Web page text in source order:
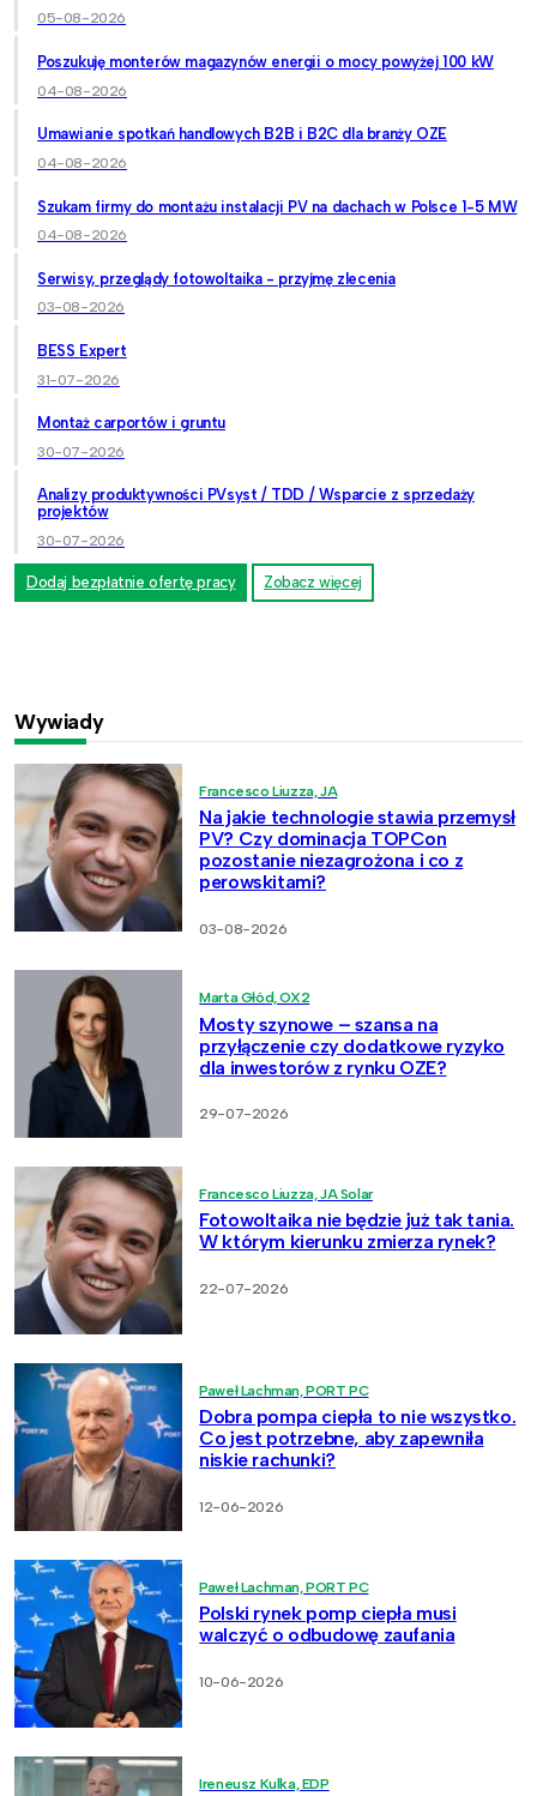
05-08-2026
Poszukuję monterów magazynów energii o mocy powyżej 100 kW
04-08-2026
Umawianie spotkań handlowych B2B i B2C dla branży OZE
04-08-2026
Szukam firmy do montażu instalacji PV na dachach w Polsce 1-5 MW
04-08-2026
Serwisy, przeglądy fotowoltaika - przyjmę zlecenia
03-08-2026
BESS Expert
31-07-2026
Montaż carportów i gruntu
30-07-2026
Analizy produktywności PVsyst / TDD / Wsparcie z sprzedaży
projektów
30-07-2026
Dodaj bezpłatnie ofertę pracy Zobacz więcej
Wywiady
Francesco Liuzza, JA
Na jakie technologie stawia przemysł
PV? Czy dominacja TOPCon
pozostanie niezagrożona i co z
perowskitami?
03-08-2026
Marta Głód, OX2
Mosty szynowe – szansa na
przyłączenie czy dodatkowe ryzyko
dla inwestorów z rynku OZE?
29-07-2026
Francesco Liuzza, JA Solar
Fotowoltaika nie będzie już tak tania.
W którym kierunku zmierza rynek?
22-07-2026
Paweł Lachman, PORT PC
Dobra pompa ciepła to nie wszystko.
Co jest potrzebne, aby zapewniła
niskie rachunki?
12-06-2026
Paweł Lachman, PORT PC
Polski rynek pomp ciepła musi
walczyć o odbudowę zaufania
10-06-2026
Ireneusz Kulka, EDP